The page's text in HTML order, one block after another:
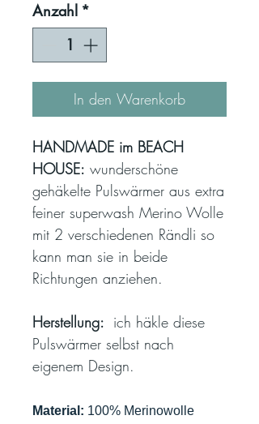
Anzahl *
In den Warenkorb
HANDMADE im BEACH
HOUSE: wunderschöne
gehäkelte Pulswärmer aus extra
feiner superwash Merino Wolle
mit 2 verschiedenen Rändli so
kann man sie in beide
Richtungen anziehen.
Herstellung: ich häkle diese
Pulswärmer selbst nach
eigenem Design.
Material: 100% Merinowolle